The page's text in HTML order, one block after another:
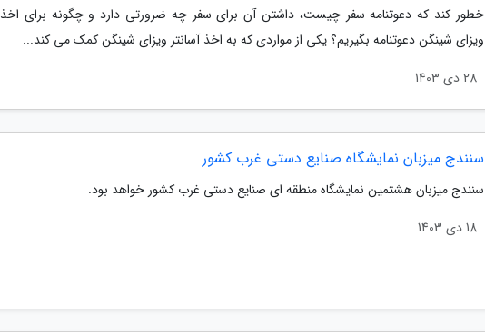
خطور کند که دعوتنامه سفر چیست، داشتن آن برای سفر چه ضرورتی دارد و چگونه برای اخذ
ویزای شینگن دعوتنامه بگیریم؟ یکی از مواردی که به اخذ آسانتر ویزای شینگن کمک می کند...
28 دی 1403
سنندج میزبان نمایشگاه صنایع دستی غرب کشور
سنندج میزبان هشتمین نمایشگاه منطقه ای صنایع دستی غرب کشور خواهد بود.
18 دی 1403